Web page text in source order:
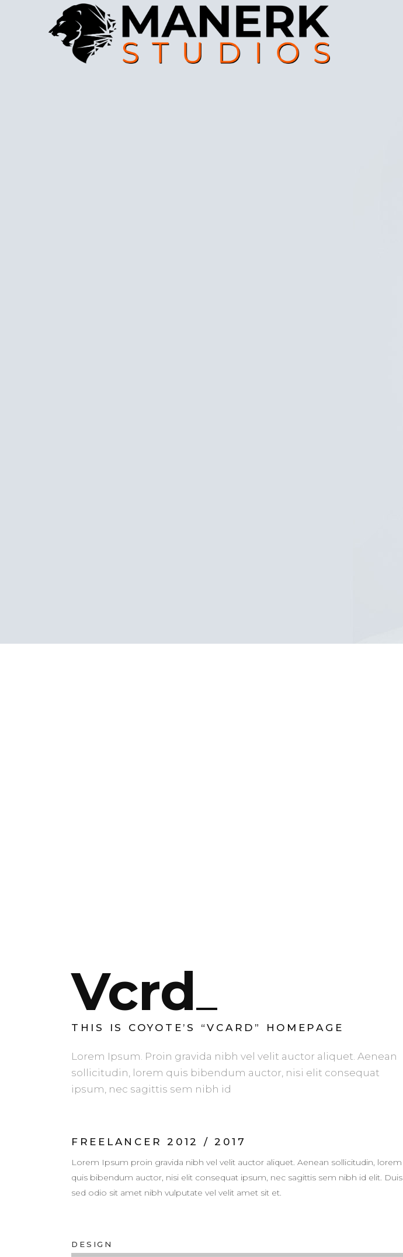
Vcrd
THIS IS COYOTE’S “VCARD” HOMEPAGE
Lorem Ipsum. Proin gravida nibh vel velit auctor aliquet. Aenean
sollicitudin, lorem quis bibendum auctor, nisi elit consequat
ipsum, nec sagittis sem nibh id
FREELANCER 2012 / 2017
Lorem Ipsum proin gravida nibh vel velit auctor aliquet. Aenean sollicitudin, lorem
quis bibendum auctor, nisi elit consequat ipsum, nec sagittis sem nibh id elit. Duis
sed odio sit amet nibh vulputate vel velit amet sit et.
DESIGN